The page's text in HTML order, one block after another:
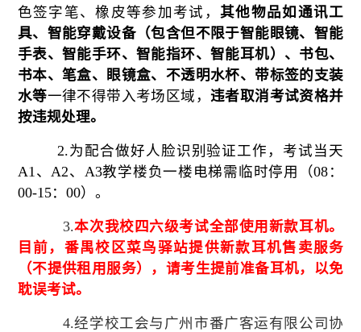
色签字笔、橡皮等参加考试， 其他物品如通讯工
具、智能穿戴设备（包含但不限于智能眼镜、智能
手表、智能手环、智能指环、智能耳机）、书包、
书本、笔盒、眼镜盒、不透明水杯、带标签的支装
水等一律不得带入考场区域， 违者取消考试资格并
按违规处理。
2.为配合做好人脸识别验证工作，考试当天
A1、A2、A3教学楼负一楼电梯需临时停用（08：
00-15：00）。
3.本次我校四六级考试全部使用新款耳机。
目前，番禺校区菜鸟驿站提供新款耳机售卖服务
（不提供租用服务），请考生提前准备耳机，以免
耽误考试。
4.经学校工会与广州市番广客运有限公司协